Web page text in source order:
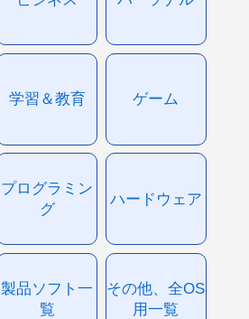
学習＆教育 ゲーム
プログラミン
グ
ハードウェア
製品ソフト一
覧
その他、全OS
用一覧